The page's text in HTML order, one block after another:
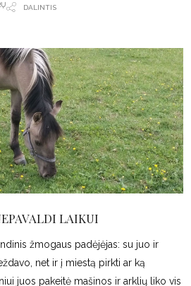
DALINTIS
LAIKUI
žmogaus padėjėjas: su juo ir
net ir į miestą pirkti ar ką
juos pakeitė mašinos ir arklių liko vis